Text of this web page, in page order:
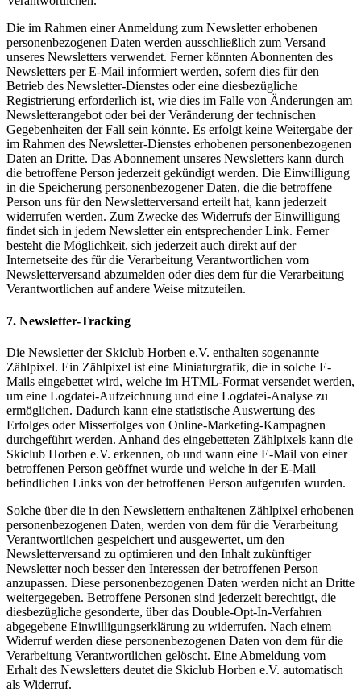
Die im Rahmen einer Anmeldung zum Newsletter erhobenen
personenbezogenen Daten werden ausschließlich zum Versand
unseres Newsletters verwendet. Ferner könnten Abonnenten des
Newsletters per E-Mail informiert werden, sofern dies für den
Betrieb des Newsletter-Dienstes oder eine diesbezügliche
Registrierung erforderlich ist, wie dies im Falle von Änderungen am
Newsletterangebot oder bei der Veränderung der technischen
Gegebenheiten der Fall sein könnte. Es erfolgt keine Weitergabe der
im Rahmen des Newsletter-Dienstes erhobenen personenbezogenen
Daten an Dritte. Das Abonnement unseres Newsletters kann durch
die betroffene Person jederzeit gekündigt werden. Die Einwilligung
in die Speicherung personenbezogener Daten, die die betroffene
Person uns für den Newsletterversand erteilt hat, kann jederzeit
widerrufen werden. Zum Zwecke des Widerrufs der Einwilligung
findet sich in jedem Newsletter ein entsprechender Link. Ferner
besteht die Möglichkeit, sich jederzeit auch direkt auf der
Internetseite des für die Verarbeitung Verantwortlichen vom
Newsletterversand abzumelden oder dies dem für die Verarbeitung
Verantwortlichen auf andere Weise mitzuteilen.
7. Newsletter-Tracking
Die Newsletter der Skiclub Horben e.V. enthalten sogenannte
Zählpixel. Ein Zählpixel ist eine Miniaturgrafik, die in solche E-
Mails eingebettet wird, welche im HTML-Format versendet werden,
um eine Logdatei-Aufzeichnung und eine Logdatei-Analyse zu
ermöglichen. Dadurch kann eine statistische Auswertung des
Erfolges oder Misserfolges von Online-Marketing-Kampagnen
durchgeführt werden. Anhand des eingebetteten Zählpixels kann die
Skiclub Horben e.V. erkennen, ob und wann eine E-Mail von einer
betroffenen Person geöffnet wurde und welche in der E-Mail
befindlichen Links von der betroffenen Person aufgerufen wurden.
Solche über die in den Newslettern enthaltenen Zählpixel erhobenen
personenbezogenen Daten, werden von dem für die Verarbeitung
Verantwortlichen gespeichert und ausgewertet, um den
Newsletterversand zu optimieren und den Inhalt zukünftiger
Newsletter noch besser den Interessen der betroffenen Person
anzupassen. Diese personenbezogenen Daten werden nicht an Dritte
weitergegeben. Betroffene Personen sind jederzeit berechtigt, die
diesbezügliche gesonderte, über das Double-Opt-In-Verfahren
abgegebene Einwilligungserklärung zu widerrufen. Nach einem
Widerruf werden diese personenbezogenen Daten von dem für die
Verarbeitung Verantwortlichen gelöscht. Eine Abmeldung vom
Erhalt des Newsletters deutet die Skiclub Horben e.V. automatisch
als Widerruf.